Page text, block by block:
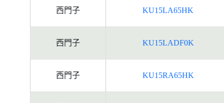
西門子 KU15LA65HK
西門子 KU15LADF0K
西門子 KU15RA65HK